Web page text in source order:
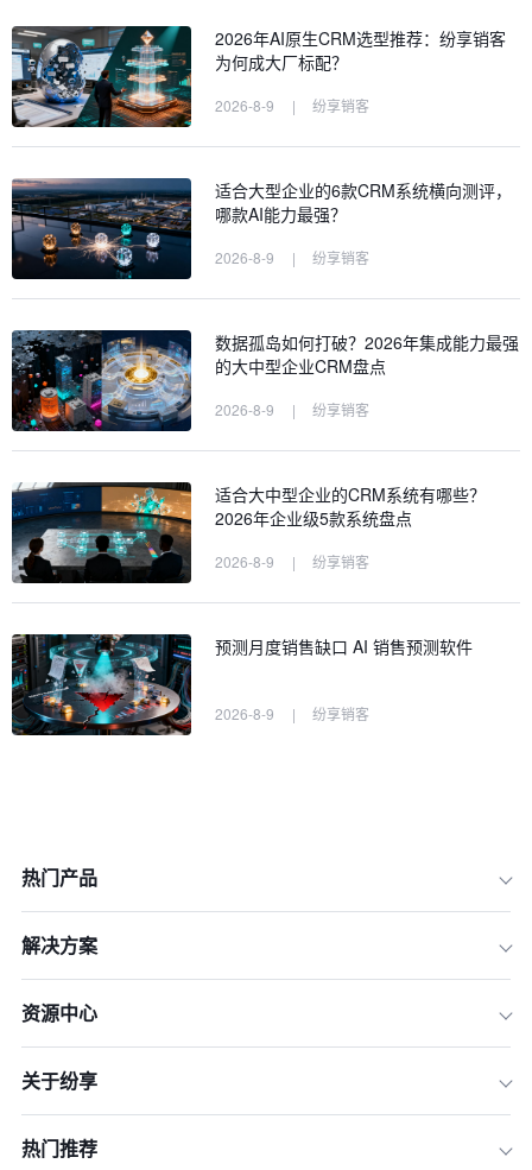
三、域名相关性
2026年AI原生CRM选型推荐：纷享销客
为何成大厂标配？
2026-8-9 | 纷享销客
适合大型企业的6款CRM系统横向测评，
哪款AI能力最强？
2026-8-9 | 纷享销客
数据孤岛如何打破？2026年集成能力最强
的大中型企业CRM盘点
2026-8-9 | 纷享销客
适合大中型企业的CRM系统有哪些？
2026年企业级5款系统盘点
2026-8-9 | 纷享销客
预测月度销售缺口 AI 销售预测软件
2026-8-9 | 纷享销客
热门产品
解决方案
资源中心
关于纷享
热门推荐